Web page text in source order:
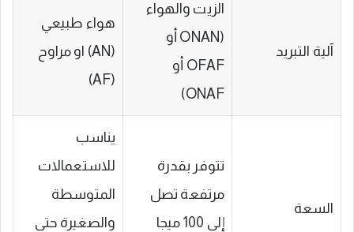
آلية التبريد
الزيت والهواء
(ONAN أو
OFAF أو
ONAF)
هواء طبيعي
(AN) او مراوح
(AF)
السعة
تتوفر بقدرة
مرتفعة تصل
إلى 100 ميجا
يناسب
للاستعمالات
المتوسطة
والصغيرة حتى